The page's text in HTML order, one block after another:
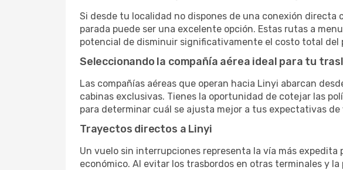
Si desde tu localidad no dispones de una conexión
parada puede ser una excelente opción. Estas rutas a
potencial de disminuir significativamente el costo total del
Seleccionando la compañía aérea ideal para tu
Las compañías aéreas que operan hacia Linyi abarcan
cabinas exclusivas. Tienes la oportunidad de cotejar las
para determinar cuál se ajusta mejor a tus expectativas de
Trayectos directos a Linyi
Un vuelo sin interrupciones representa la vía más
económico. Al evitar los trasbordos en otras terminales y